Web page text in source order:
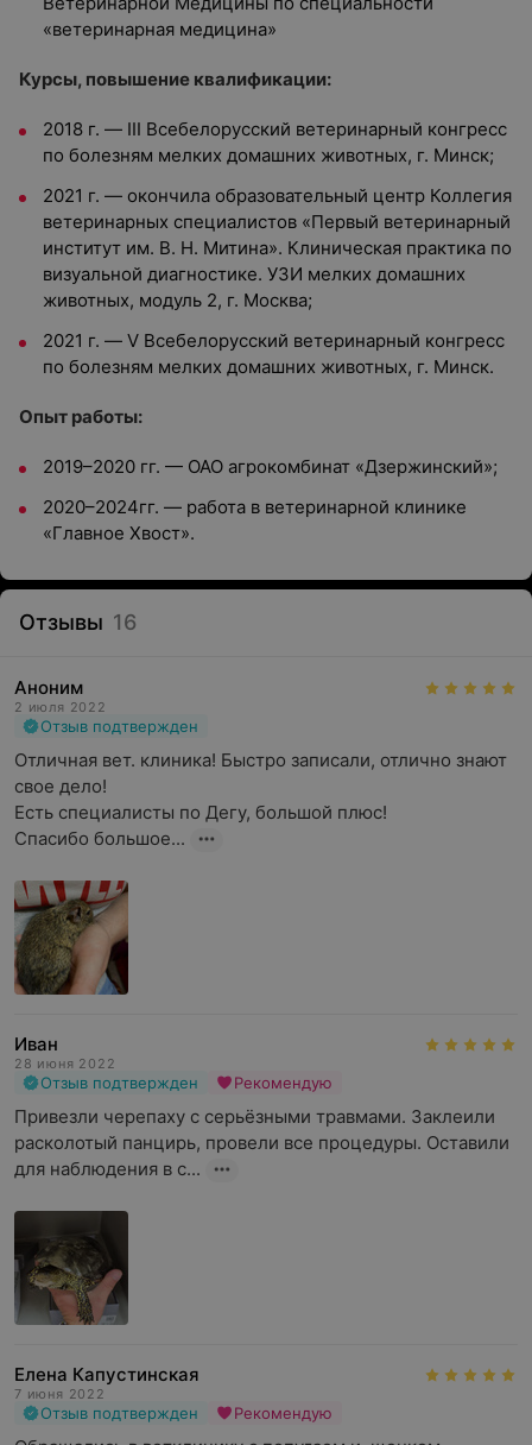
«ветеринарная медицина»
Курсы, повышение квалификации:
2018 г. — III Всебелорусский ветеринарный конгресс
по болезням мелких домашних животных, г. Минск;
2021 г. — окончила образовательный центр Коллегия
ветеринарных специалистов «Первый ветеринарный
институт им. В. Н. Митина». Клиническая практика по
визуальной диагностике. УЗИ мелких домашних
животных, модуль 2, г. Москва;
2021 г. — V Всебелорусский ветеринарный конгресс
по болезням мелких домашних животных, г. Минск.
Опыт работы:
2019–2020 гг. — ОАО агрокомбинат «Дзержинский»;
2020–2024гг. — работа в ветеринарной клинике
«Главное Хвост».
Отзывы 16
Аноним
2 июля 2022
Отзыв подтвержден
Отличная вет. клиника! Быстро записали, отлично знают
свое дело!
Есть специалисты по Дегу, большой плюс!
Спасибо большое...
Иван
28 июня 2022
Отзыв подтвержден Рекомендую
Привезли черепаху с серьёзными травмами. Заклеили
расколотый панцирь, провели все процедуры. Оставили
для наблюдения в с...
Елена Капустинская
7 июня 2022
Отзыв подтвержден Рекомендую